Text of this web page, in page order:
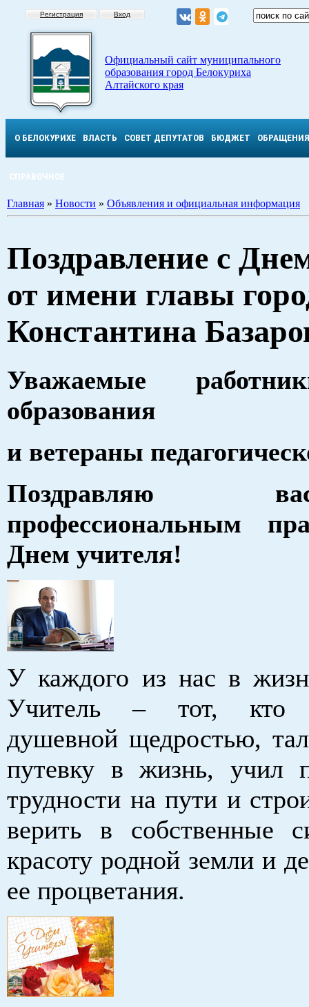
Регистрация Вход
Официальный сайт муниципального
образования город Белокуриха
Алтайского края
О БЕЛОКУРИХЕ ВЛАСТЬ СОВЕТ ДЕПУТАТОВ БЮДЖЕТ ОБРАЩЕНИЯ
СПРАВОЧНОЕ
Главная » Новости » Объявления и официальная информация
Поздравление с
от имени главы
Константина
Уважаемые
образования
и ветераны
профессиональным
Днем учителя!
У каждого из нас в
Учитель – тот, кто
душевной щедростью,
путевку в жизнь, учил
трудности на пути и
верить в собственные
красоту родной земли и
ее процветания.